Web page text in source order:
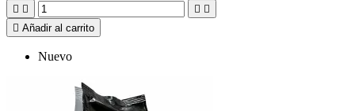
   
 Añadir al carrito
Nuevo